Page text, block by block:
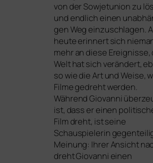
von der Sowjetunion zu
und end­lich einen
gen Weg ein­zu­schla­gen.
heu­te erin­nert sich
mehr an die­se Ereignisse,
Welt hat sich ver­än­dert,
so wie die Art und Weise,
Filme gedreht wer­den.
Während Giovanni
ist, dass er einen
Film dreht, ist sei­ne
Schauspielerin
Meinung: Ihrer Ansicht
dreht Giovanni einen